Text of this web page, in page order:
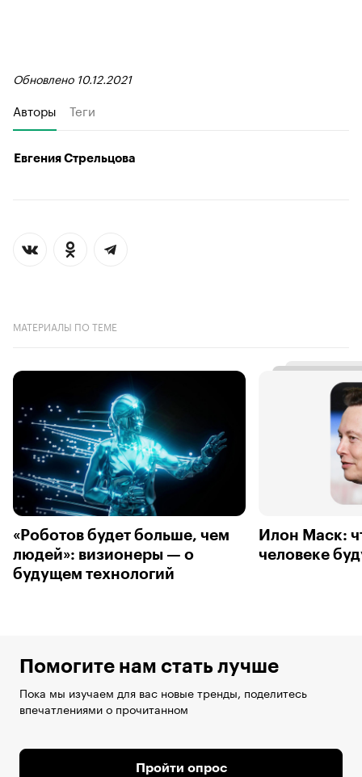
Обновлено 10.12.2021
Авторы Теги
Евгения Стрельцова
МАТЕРИАЛЫ ПО ТЕМЕ
«Роботов будет больше, чем
людей»: визионеры — о
будущем технологий
Илон Маск:
человеке
Помогите нам стать лучше
Пока мы изучаем для вас новые тренды, поделитесь
впечатлениями о прочитанном
Пройти опрос